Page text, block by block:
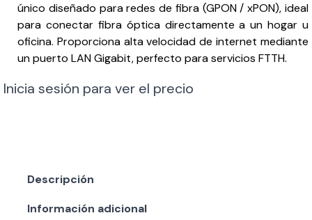
único diseñado para redes de fibra (GPON / xPON), ideal
para conectar fibra óptica directamente a un hogar u
oficina. Proporciona alta velocidad de internet mediante
un puerto LAN Gigabit, perfecto para servicios FTTH.
Inicia sesión para ver el precio
Descripción
Información adicional